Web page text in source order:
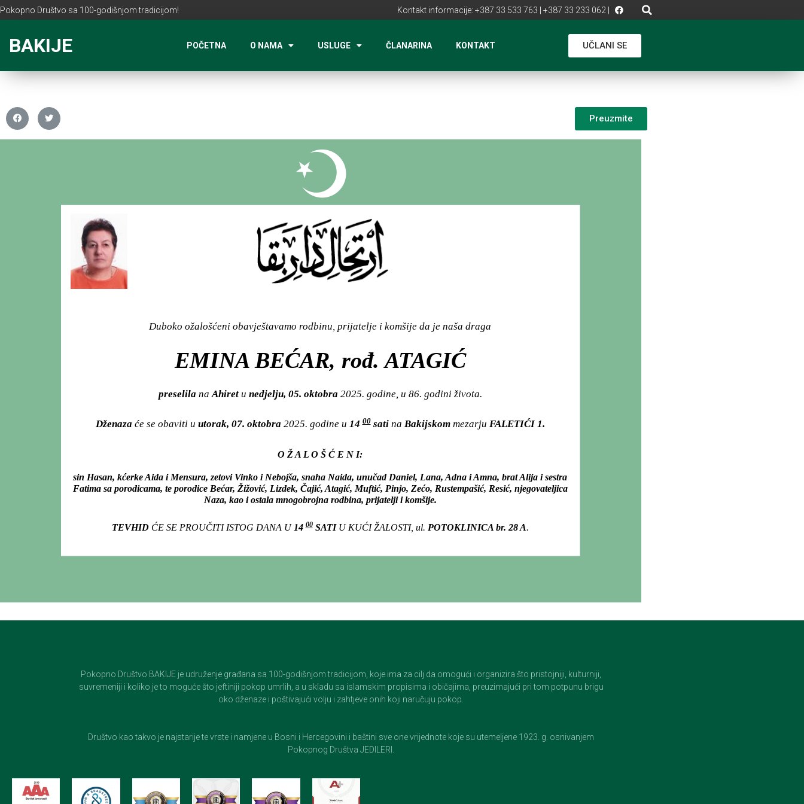
Pokopno Društvo sa 100-godišnjom tradicijom! Kontakt informacije: +387 33 533 763 | +387 33 233 062 |
BAKIJE POČETNA O NAMA USLUGE ČLANARINA KONTAKT UČLANI SE
Preuzmite
Duboko ožalošćeni obavještavamo rodbinu, prijatelje i komšije da je naša draga
EMINA BEĆAR, rođ. ATAGIĆ
preselila naAhiretu nedjelju, 05. oktobra 2025. godine, u 86. godini života.
Dženaza će se obaviti u utorak, 07. oktobra 2025. godine u 1400satina Bakijskom mezarju FALETIĆI 1.
O Ž A L O Š Ć E N I:
sin Hasan, kćerke Aida i Mensura, zetovi Vinko i Nebojša, snaha Naida, unučad Daniel, Lana, Adna i Amna, brat Alija i sestra
Fatima sa porodicama, te porodice Bećar, Žižović, Lizdek, Čajić, Atagić, Muftić, Pinjo, Zećo, Rustempašić, Resić, njegovateljica
Naza, kao i ostala mnogobrojna rodbina, prijatelji i komšije.
TEVHIDĆE SE PROUČITI ISTOG DANA U 1400SATIU KUĆI ŽALOSTI, ul. POTOKLINICA br. 28 A.
Pokopno Društvo BAKIJE je udruženje građana sa 100-godišnjom tradicijom, koje ima za cilj da omogući i organizira što pristojniji, kulturniji,
suvremeniji i koliko je to moguće što jeftiniji pokop umrlih, a u skladu sa islamskim propisima i običajima, preuzimajući pri tom potpunu brigu
oko dženaze i poštivajući volju i zahtjeve onih koji naručuju pokop.
Društvo kao takvo je najstarije te vrste i namjene u Bosni i Hercegovini i baštini sve one vrijednote koje su utemeljene 1923. g. osnivanjem
Pokopnog Društva JEDILERI.